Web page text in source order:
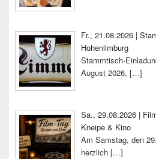
Fr., 21.08.2026 |
Hohenlimburg
Stammtisch-
August 2026, […]
Sa., 29.08.2026 |
Kneipe & Kino
Am Samstag, den
herzlich […]